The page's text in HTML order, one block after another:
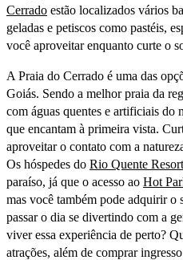
Cerrado estão localizados vários
geladas e petiscos como pastéis,
você aproveitar enquanto curte o
A Praia do Cerrado é uma das
Goiás. Sendo a melhor praia da
com águas quentes e artificiais do
que encantam à primeira vista.
aproveitar o contato com a
Os hóspedes do Rio Quente
paraíso, já que o acesso ao Hot
mas você também pode adquirir o
passar o dia se divertindo com a
viver essa experiência de perto?
atrações, além de comprar